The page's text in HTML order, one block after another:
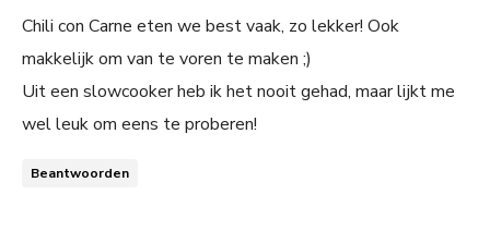
Chili con Carne eten we best vaak, zo lekker! Ook
makkelijk om van te voren te maken ;)
Uit een slowcooker heb ik het nooit gehad, maar lijkt me
wel leuk om eens te proberen!
Beantwoorden